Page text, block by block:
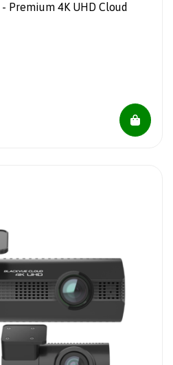
Premium 4K UHD Cloud